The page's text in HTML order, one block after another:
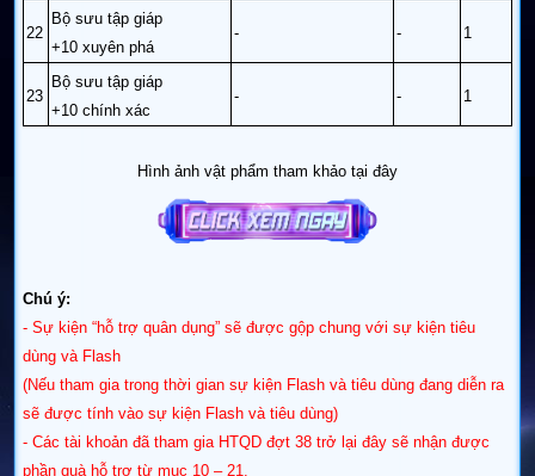
22
Bộ sưu tập giáp
+10 xuyên phá
- - 1
23
Bộ sưu tập giáp
+10 chính xác
- - 1
Hình ảnh vật phẩm tham khảo tại đây
Chú ý:
- Sự kiện “hỗ trợ quân dụng” sẽ được gộp chung với sự kiện tiêu
dùng và Flash
​(Nếu tham gia trong thời gian sự kiện Flash và tiêu dùng đang diễn ra
sẽ được tính vào sự kiện Flash và tiêu dùng)
- Các tài khoản đã tham gia HTQD đợt 38 trở lại đây sẽ nhận được
phần quà hỗ trợ từ mục 10 – 21.